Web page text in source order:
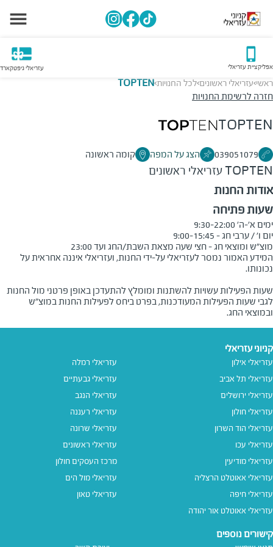
אפליקציית עזריאלי עזריאלי גיפטקארד
ראשי>עזריאלי ראשונים>לכל החנויות>
TOPTEN
חזרה לרשימת החנויות
TOPTEN
039051079 הצג על המפה קומה ראשונה
TOPTENעזריאלי ראשונים
אודות החנות
שעות פתיחה
מוצ"ש ומוצאי חג - חצי שעה מצאת השבת/החג ועד 23:00
המידע האמור נמסר לעזריאלי על-ידי החנות, ועזריאלי איננה אחראית על
שעות הפעילות עשויות להשתנות ומומלץ להתעדכן באופן פרטני מול החנות
לגבי שעות הפעילות המעודכנות, בפרט ביחס לפעילות החנות במוצ"ש
ובמוצאי החג.
קניוני עזריאלי
עזריאלי אילון
עזריאלי תל אביב
עזריאלי ירושלים
עזריאלי חולון
עזריאלי הוד השרון
עזריאלי עכו
עזריאלי מודיעין
עזריאלי אאוטלט הרצליה
עזריאלי חיפה
עזריאלי אאוטלט אור יהודה
עזריאלי רמלה
עזריאלי גבעתיים
עזריאלי הנגב
עזריאלי רעננה
עזריאלי שרונה
עזריאלי ראשונים
מרכז העסקים חולון
עזריאלי מול הים
עזריאלי טאון
קישורים נוספים